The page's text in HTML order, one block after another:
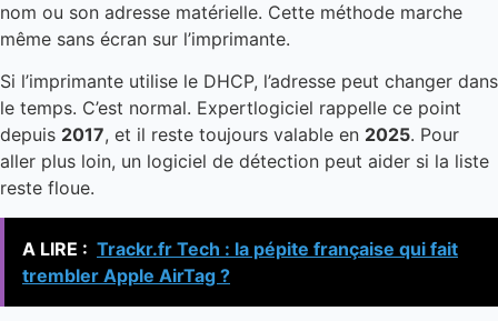
nom ou son adresse matérielle. Cette méthode marche
même sans écran sur l’imprimante.
Si l’imprimante utilise le DHCP, l’adresse peut changer dans
le temps. C’est normal. Expertlogiciel rappelle ce point
depuis 2017, et il reste toujours valable en 2025. Pour
aller plus loin, un logiciel de détection peut aider si la liste
reste floue.
A LIRE : Trackr.fr Tech : la pépite française qui fait
trembler Apple AirTag ?